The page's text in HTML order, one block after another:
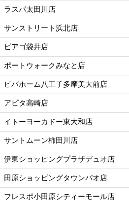
ラスパ太田川店
サンストリート浜北店
ピアゴ袋井店
ポートウォークみなと店
ビバホーム八王子多摩美大前店
アピタ高崎店
イトーヨーカドー東大和店
サントムーン柿田川店
伊東ショッピングプラザデュオ店
田原ショッピングタウンパオ店
フレスポ小田原シティーモール店